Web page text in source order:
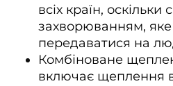
всіх країн,
захворюванням,
передаватися на
Комбіноване
включає щеплення